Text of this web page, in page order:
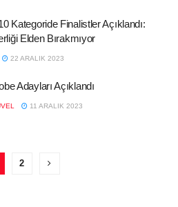
Kategoride Finalistler Açıklandı:
Elden Bırakmıyor
22 ARALIK 2023
Adayları Açıklandı
11 ARALIK 2023
2